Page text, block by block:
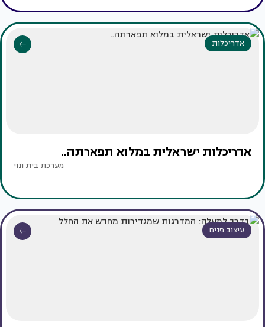
אדריכלות
אדריכלות ישראלית במלוא תפארתה..
מערכת בית ונוי
עיצוב פנים